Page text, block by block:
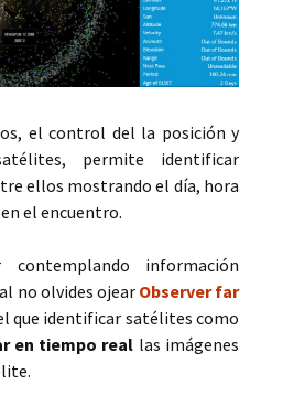
el control del la posición y
permite identificar
ellos mostrando el día, hora
el encuentro.
información
no olvides ojear Observer far
que identificar satélites como
en tiempo real las imágenes